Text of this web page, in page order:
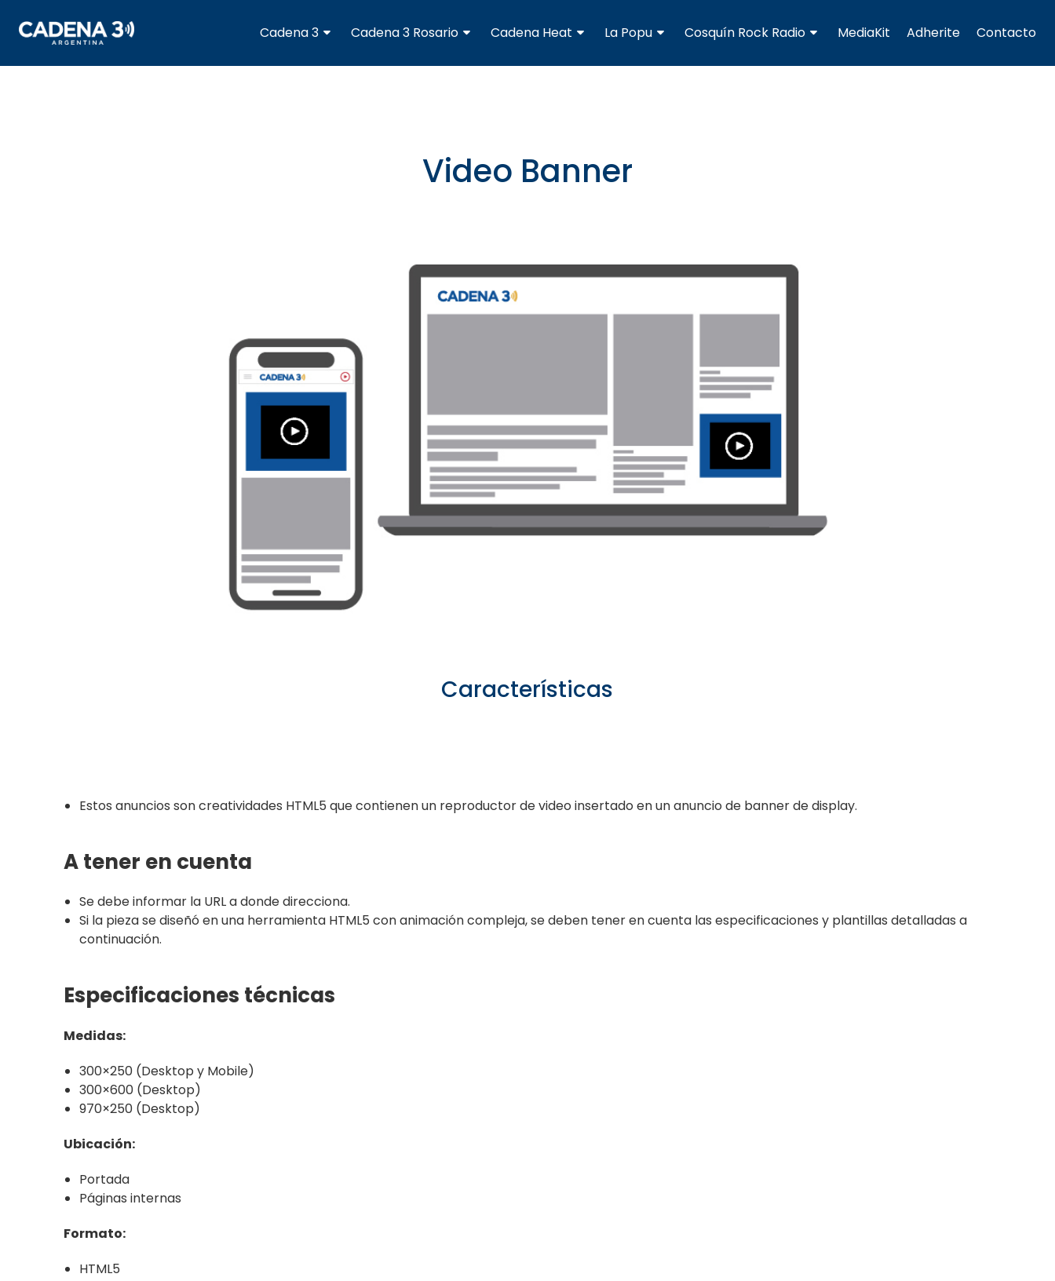
Cadena
Cadena 3 Cadena 3 Rosario Cadena Heat La Popu Cosquín Rock Radio MediaKit Adherite Contacto
Video Banner
Características
Estos anuncios son creatividades HTML5 que contienen un reproductor de video insertado en un anuncio de banner de display.
A tener en cuenta
Se debe informar la URL a donde direcciona.
Si la pieza se diseñó en una herramienta HTML5 con animación compleja, se deben tener en cuenta las especificaciones y plantillas detalladas a
continuación.
Especificaciones técnicas
Medidas:
300×250 (Desktop y Mobile)
300×600 (Desktop)
970×250 (Desktop)
Ubicación:
Portada
Páginas internas
Formato:
HTML5